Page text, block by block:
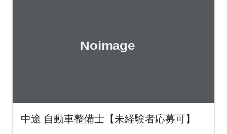
中途 自動車整備士【未経験者応募可】